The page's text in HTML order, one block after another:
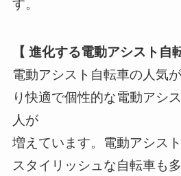
す。
【 進化する電動アシスト自
電動アシスト自転車の人気
り快適で個性的な電動アシ
人が
増えています。電動アシス
スタイリッシュな自転車も